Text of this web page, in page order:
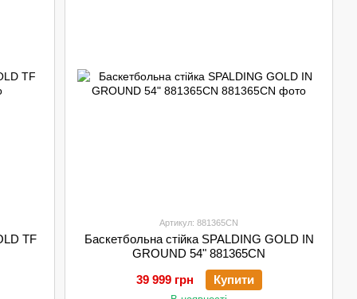
TF
Артикул: 881365CN
Баскетбольна стійка SPALDING GOLD IN
GROUND 54" 881365CN
39 999 грн
Купити